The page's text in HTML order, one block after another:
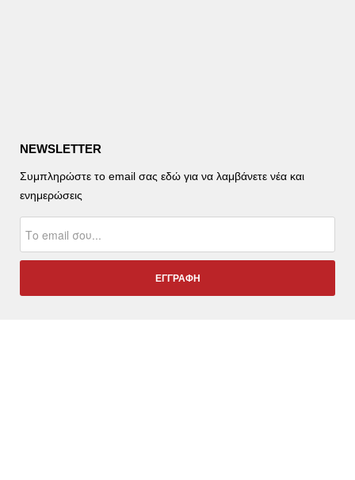
NEWSLETTER
Συμπληρώστε το email σας εδώ για να λαμβάνετε νέα και
ενημερώσεις